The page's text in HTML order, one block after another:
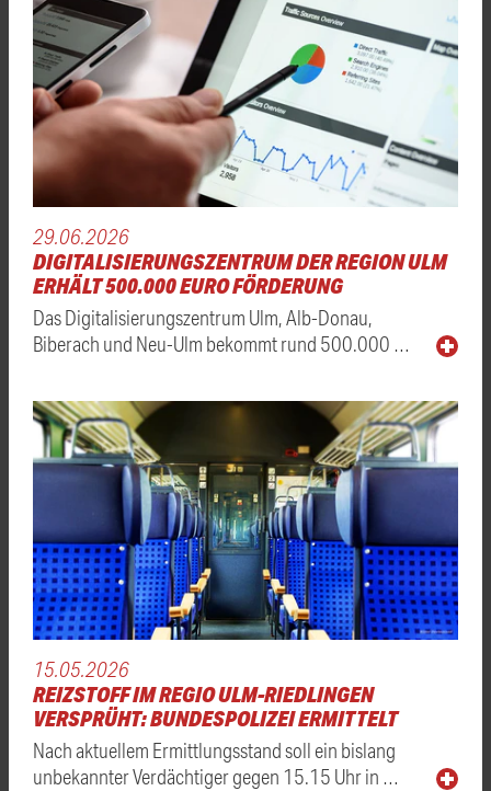
29.06.2026
DIGITALISIERUNGSZENTRUM DER REGION ULM
ERHÄLT 500.000 EURO FÖRDERUNG
Das Digitalisierungszentrum Ulm, Alb-Donau,
Biberach und Neu-Ulm bekommt rund 500.000 …
15.05.2026
REIZSTOFF IM REGIO ULM-RIEDLINGEN
VERSPRÜHT: BUNDESPOLIZEI ERMITTELT
Nach aktuellem Ermittlungsstand soll ein bislang
unbekannter Verdächtiger gegen 15.15 Uhr in …